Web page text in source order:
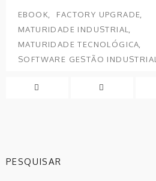
EBOOK
FACTORY UPGRADE
MATURIDADE INDUSTRIAL
MATURIDADE TECNOLÓGICA
SOFTWARE GESTÃO INDUSTRIAL
PESQUISAR